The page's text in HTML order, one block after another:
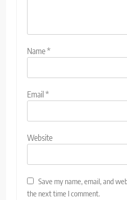
Name*
Email *
Website
Save my name, email, and
the next time I comment.